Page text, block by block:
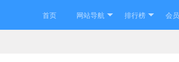
首页 网站导航 排行榜 会